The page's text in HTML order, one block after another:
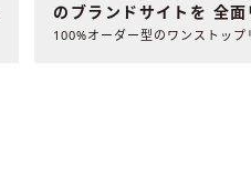
のブランドサイトを 全面
ーアルしました